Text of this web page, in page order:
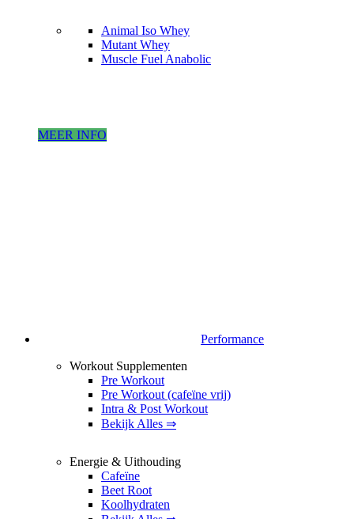
Animal Iso Whey
Mutant Whey
Muscle Fuel Anabolic
MEER INFO
Performance
Workout Supplementen
Pre Workout
Pre Workout (cafeïne vrij)
Intra & Post Workout
Bekijk Alles ⇒
Energie & Uithouding
Cafeïne
Beet Root
Koolhydraten